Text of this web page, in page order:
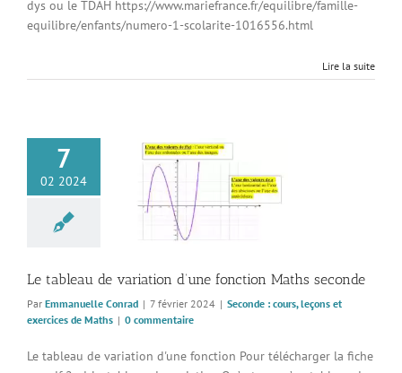
dys ou le TDAH https://www.mariefrance.fr/equilibre/famille-
equilibre/enfants/numero-1-scolarite-1016556.html
Lire la suite
7
02 2024
de variation
fonction Maths
: cours, leçons et
Le tableau de variation d’une fonction Maths seconde
Par Emmanuelle Conrad | 7 février 2024 | Seconde : cours, leçons et
exercices de Maths | 0 commentaire
Le tableau de variation d'une fonction Pour télécharger la fiche